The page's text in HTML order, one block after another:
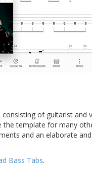
of guitarist
template for many
and an elaborate
Bass Tabs.